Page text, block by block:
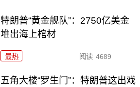
特朗普“黄金舰队”：2750亿美金
堆出海上棺材
最热 阅读 4689
五角大楼“罗生门”：特朗普这出戏